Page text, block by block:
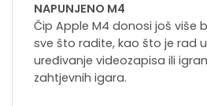
NAPUNJENO M4
Čip Apple M4 donosi još više
sve što radite, kao što je rad
uređivanje videozapisa ili
zahtjevnih igara.